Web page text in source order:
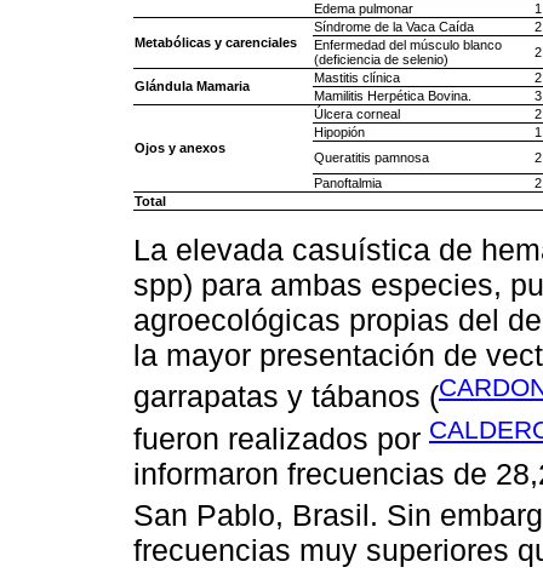
Edema pulmonar
1
Metabólicas y carenciales
Síndrome de la Vaca Caída
2
Enfermedad del músculo blanco
(deficiencia de selenio)
2
Glándula Mamaria
Mastitis clínica
2
Mamilitis Herpética Bovina.
3
Ojos y anexos
Úlcera corneal
2
Hipopión
1
Queratitis pamnosa
2
Panoftalmia
2
Total
La elevada casuística de
spp) para ambas especies,
agroecológicas propias del
la mayor presentación de
garrapatas y tábanos (
fueron realizados por
informaron frecuencias de
San Pablo, Brasil. Sin
frecuencias muy superiores